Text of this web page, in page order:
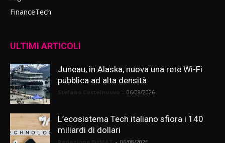
FinanceTech
ULTIMI ARTICOLI
Juneau, in Alaska, nuova una rete Wi-Fi
pubblica ad alta densità
- 06/08/2026
L’ecosistema Tech italiano sfiora i 140
miliardi di dollari